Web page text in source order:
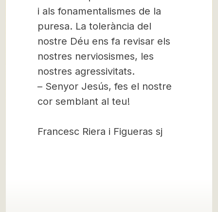
i als fonamentalismes de la
puresa. La tolerància del
nostre Déu ens fa revisar els
nostres nerviosismes, les
nostres agressivitats.
– Senyor Jesús, fes el nostre
cor semblant al teu!
Francesc Riera i Figueras sj